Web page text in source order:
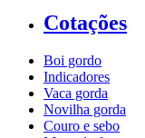
Cotações
Boi gordo
Indicadores
Vaca gorda
Novilha gorda
Couro e sebo